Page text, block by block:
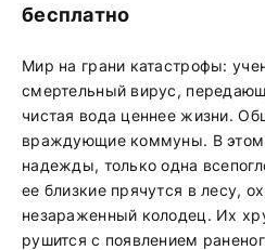
бесплатно
Мир на грани катастрофы:
смертельный вирус,
чистая вода ценнее жизни.
враждующие коммуны. В этом
надежды, только одна
ее близкие прячутся в лесу,
незараженный колодец. Их
рушится с появлением